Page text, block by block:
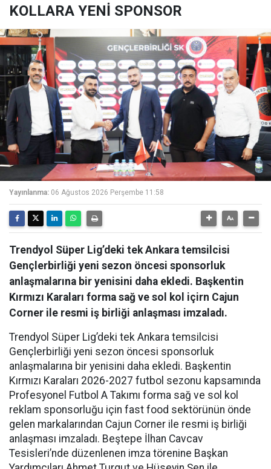
KOLLARA YENİ SPONSOR
Yayınlanma: 06 Ağustos 2026 Perşembe 11:58
Trendyol Süper Lig’deki tek Ankara temsilcisi
Gençlerbirliği yeni sezon öncesi sponsorluk
anlaşmalarına bir yenisini daha ekledi. Başkentin
Kırmızı Karaları forma sağ ve sol kol içirn Cajun
Corner ile resmi iş birliği anlaşması imzaladı.
Trendyol Süper Lig’deki tek Ankara temsilcisi
Gençlerbirliği yeni sezon öncesi sponsorluk
anlaşmalarına bir yenisini daha ekledi. Başkentin
Kırmızı Karaları 2026-2027 futbol sezonu kapsamında
Profesyonel Futbol A Takımı forma sağ ve sol kol
reklam sponsorluğu için fast food sektörünün önde
gelen markalarından Cajun Corner ile resmi iş birliği
anlaşması imzaladı. Beştepe İlhan Cavcav
Tesisleri’nde düzenlenen imza törenine Başkan